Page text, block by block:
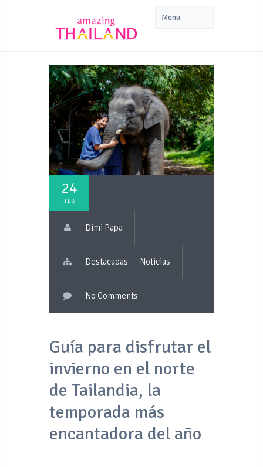
24
FEB
Dimi Papa
Destacadas Noticias
No Comments
Guía para disfrutar el
invierno en el norte
de Tailandia, la
temporada más
encantadora del año